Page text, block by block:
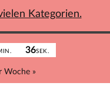
36SEK.
Woche »
Kategorien.